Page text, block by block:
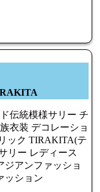
伝統模様サリー チ
衣装 デコレーショ
ック TIRAKITA(テ
リー レディース
ジアンファッショ
ッション